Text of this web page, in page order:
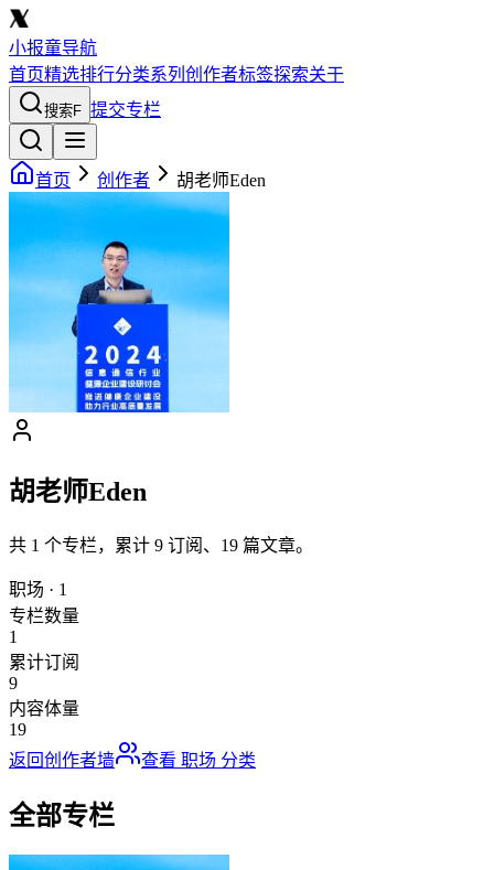
小报童导航
首页精选排行分类系列 创作者标签探索关于
搜索F 提交专栏
首页 创作者 胡老师Eden
胡老师Eden
共 1 个专栏，累计 9 订阅、 19 篇文章。
职场 · 1
专栏数量
1
累计订阅
9
内容体量
19
返回创作者墙
查看 职场 分类
全部专栏